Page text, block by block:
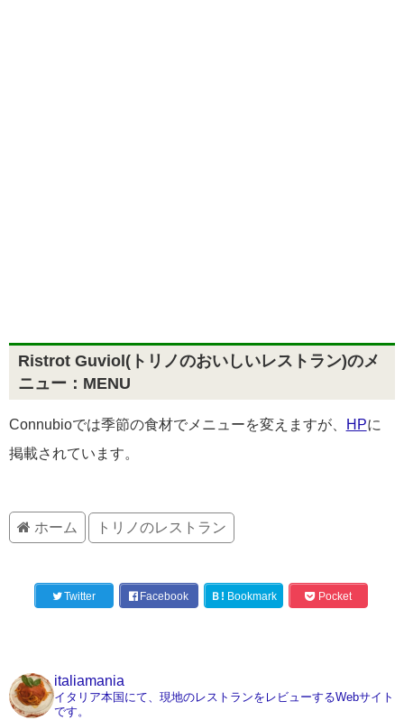
Ristrot Guviol(トリノのおいしいレストラン)のメ
ニュー：MENU
Connubioでは季節の食材でメニューを変えますが、 HPに
掲載されています。
ホーム トリノのレストラン
Twitter Facebook Ｂ! Bookmark Pocket
italiamania
イタリア本国にて、現地のレストランをレビューするWebサイト
です。